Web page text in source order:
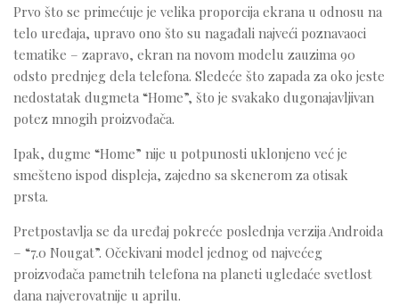
Prvo što se primećuje je velika proporcija ekrana u odnosu na
telo uređaja, upravo ono što su nagađali najveći poznavaoci
tematike – zapravo, ekran na novom modelu zauzima 90
odsto prednjeg dela telefona. Sledeće što zapada za oko jeste
nedostatak dugmeta “Home”, što je svakako dugonajavljivan
potez mnogih proizvođača.
Ipak, dugme “Home” nije u potpunosti uklonjeno već je
smešteno ispod displeja, zajedno sa skenerom za otisak
prsta.
Pretpostavlja se da uređaj pokreće poslednja verzija Androida
– “7.0 Nougat”. Očekivani model jednog od najvećeg
proizvođača pametnih telefona na planeti ugledaće svetlost
dana najverovatnije u aprilu.